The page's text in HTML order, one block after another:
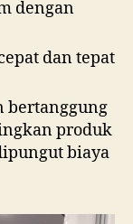
dengan
dan tepat
bertanggung
produk
biaya